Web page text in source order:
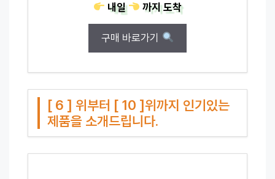
내일
까지도착
구매 바로가기
[ 6 ] 위부터 [ 10 ]위까지 인기있는
제품을 소개드립니다.